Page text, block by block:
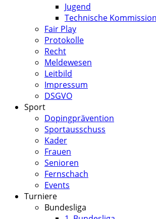
Jugend
Technische Kommission
Fair Play
Protokolle
Recht
Meldewesen
Leitbild
Impressum
DSGVO
Sport
Dopingprävention
Sportausschuss
Kader
Frauen
Senioren
Fernschach
Events
Turniere
Bundesliga